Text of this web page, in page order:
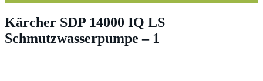
Kärcher SDP 14000 IQ LS
Schmutzwasserpumpe – 1